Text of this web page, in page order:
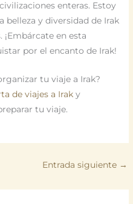
enteras. Estoy
belleza y diversidad de Irak
¡Embárcate en esta
por el encanto de Irak!
tu viaje a Irak?
de viajes a Irak y
tu viaje.
Entrada siguiente →